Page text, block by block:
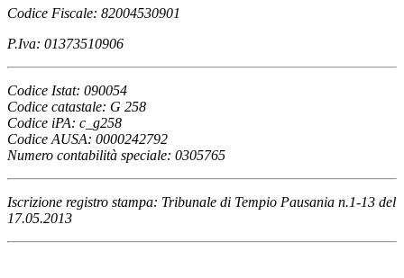
Codice Fiscale: 82004530901
P.Iva: 01373510906
Codice Istat: 090054
Codice catastale: G 258
Codice iPA: c_g258
Codice AUSA: 0000242792
Numero contabilità speciale: 0305765
Iscrizione registro stampa: Tribunale di Tempio Pausania n.1-13 del
17.05.2013